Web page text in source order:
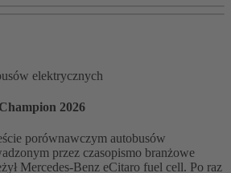
elektrycznych
2026
porównawczym autobusów
przez czasopismo branżowe
Mercedes-Benz eCitaro fuel cell. Po raz